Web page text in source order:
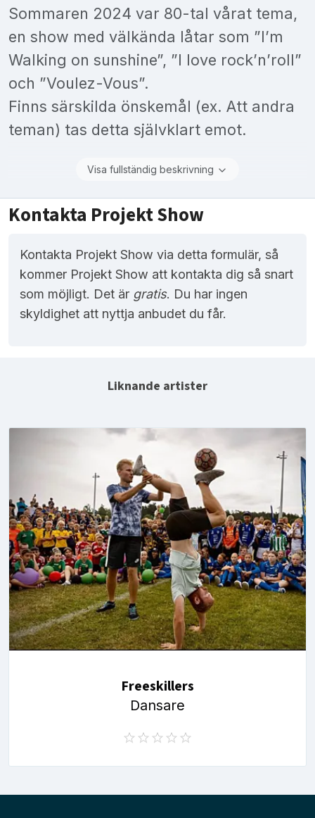
Sommaren 2024 var 80-tal vårat tema,
en show med välkända låtar som ”I’m
Walking on sunshine”, ”I love rock’n’roll”
och ”Voulez-Vous”.
Finns särskilda önskemål (ex. Att andra
teman) tas detta självklart emot.
Visa fullständig beskrivning
Kontakta Projekt Show
Kontakta Projekt Show via detta formulär, så
kommer Projekt Show att kontakta dig så snart
som möjligt. Det är gratis. Du har ingen
skyldighet att nyttja anbudet du får.
Liknande artister
Freeskillers
Dansare